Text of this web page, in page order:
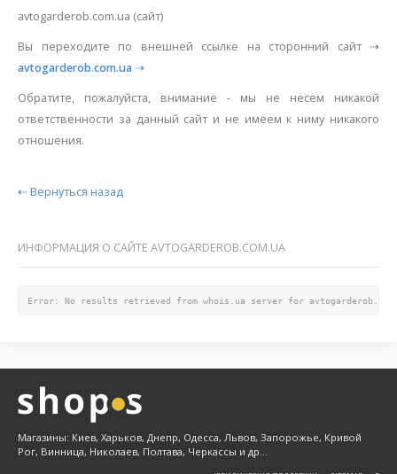
avtogarderob.com.ua (сайт)
Вы переходите по внешней ссылке на сторонний сайт ⇢
avtogarderob.com.ua⇢
Обратите, пожалуйста, внимание - мы не несем никакой
ответственности за данный сайт и не имеем к ниму никакого
отношения.
⇠ Вернуться назад
ИНФОРМАЦИЯ О САЙТЕ AVTOGARDEROB.COM.UA
Error: No results retrieved from whois.ua server for
Магазины: Киев, Харьков, Днепр, Одесса, Львов, Запорожье, Кривой
Рог, Винница, Николаев, Полтава, Черкассы и др...